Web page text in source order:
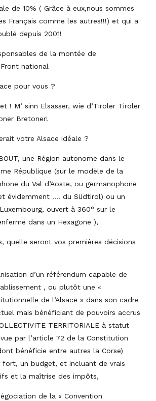
de 10% ( Grâce à eux,nous sommes
Français comme les autres!!!) et qui a
depuis 2001!
de la montée de
national
pour vous ?
! M’ sinn Elsasser, wie d’Tiroler Tiroler
Bretoner!
votre Alsace idéale ?
une Région autonome dans le
République (sur le modèle de la
du Val d’Aoste, ou germanophone
évidemment …. du Südtirol) ou un
ouvert à 360° sur le
dans un Hexagone ),
quelle seront vos premières décisions
d’un référendum capable de
, ou plutôt une «
de l’Alsace » dans son cadre
mais bénéficiant de pouvoirs accrus
TERRITORIALE à statut
par l’article 72 de la Constitution
bénéficie entre autres la Corse)
fort, un budget, et incluant de vrais
et la maîtrise des impôts,
de la « Convention